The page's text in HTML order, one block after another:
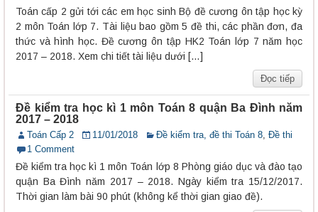
Toán cấp 2 gửi tới các em học sinh Bộ đề cương ôn tập học kỳ
2 môn Toán lớp 7. Tài liệu bao gồm 5 đề thi, các phần đơn, đa
thức và hình học. Đề cương ôn tập HK2 Toán lớp 7 năm học
2017 – 2018. Xem chi tiết tài liệu dưới […]
Đọc tiếp
Đề kiểm tra học kì 1 môn Toán 8 quận Ba Đình năm
2017 – 2018
Toán Cấp 2 11/01/2018 Đề kiểm tra, đề thi Toán 8 Đề thi
1 Comment
Đề kiểm tra học kì 1 môn Toán lớp 8 Phòng giáo dục và đào tạo
quận Ba Đình năm 2017 – 2018. Ngày kiểm tra 15/12/2017.
Thời gian làm bài 90 phút (không kể thời gian giao đề).